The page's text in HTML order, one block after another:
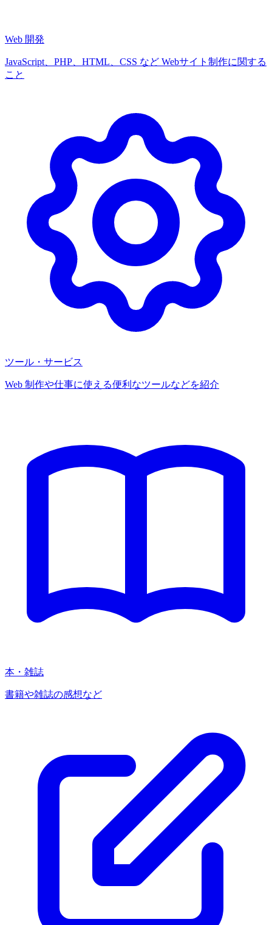
Web 開発
JavaScript、PHP、HTML、CSS など Webサイト制作に関する
こと
ツール・サービス
Web 制作や仕事に使える便利なツールなどを紹介
本・雑誌
書籍や雑誌の感想など